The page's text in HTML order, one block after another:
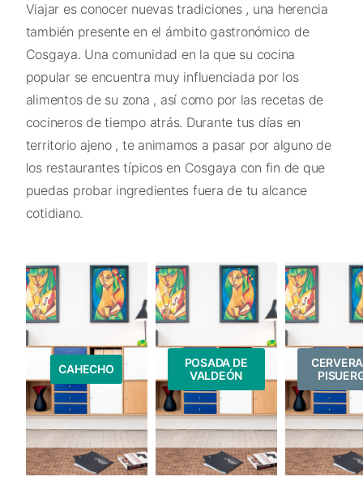
Viajar es conocer nuevas tradiciones , una herencia
también presente en el ámbito gastronómico de
Cosgaya. Una comunidad en la que su cocina
popular se encuentra muy influenciada por los
alimentos de su zona , así como por las recetas de
cocineros de tiempo atrás. Durante tus días en
territorio ajeno , te animamos a pasar por alguno de
los restaurantes típicos en Cosgaya con fin de que
puedas probar ingredientes fuera de tu alcance
cotidiano.
CAHECHO
POSADA DE
VALDEÓN